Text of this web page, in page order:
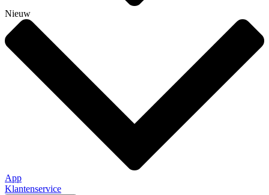
Nieuw
App
Klantenservice